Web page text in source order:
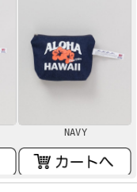
NAVY